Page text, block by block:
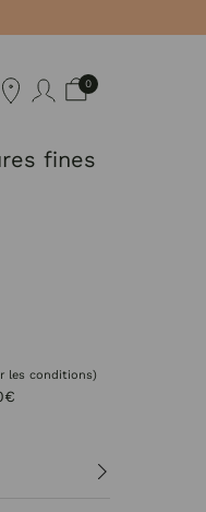
0
fines
les conditions)